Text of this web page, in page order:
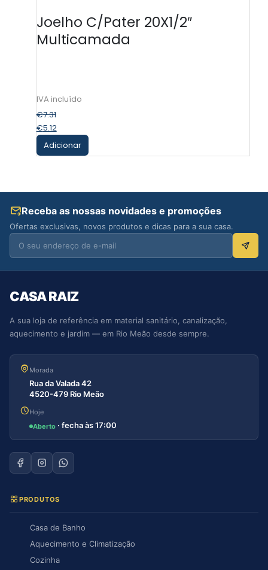
Joelho C/Pater 20X1/2″
Multicamada
€7.31
€5.12
Adicionar
Receba as nossas novidades e promoções
Ofertas exclusivas, novos produtos e dicas para a sua casa.
CASA RAIZ
A sua loja de referência em material sanitário, canalização,
aquecimento e jardim — em Rio Meão desde sempre.
Morada
Rua da Valada 42
4520-479 Rio Meão
Hoje
Aberto · fecha às 17:00
PRODUTOS
Casa de Banho
Aquecimento e Climatização
Cozinha